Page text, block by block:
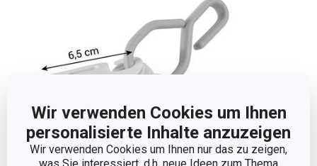
Wir verwenden Cookies um Ihnen
personalisierte Inhalte anzuzeigen
Wir verwenden Cookies um Ihnen nur das zu zeigen,
was Sie interessiert, d.h. neue Ideen zum Thema